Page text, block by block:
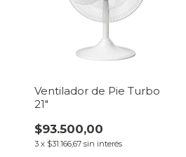
Ventilador de Pie Turbo
21"
$93.500,00
3 x $31.166,67 sin interés